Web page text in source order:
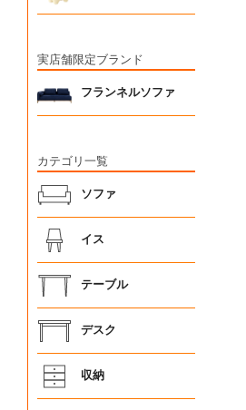
実店舗限定ブランド
フランネルソファ
カテゴリ一覧
ソファ
イス
テーブル
デスク
収納